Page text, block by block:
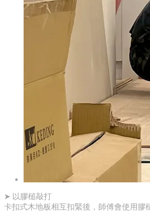
➤ 以膠槌敲打
卡扣式木地板相互扣緊後，師傅會使用膠